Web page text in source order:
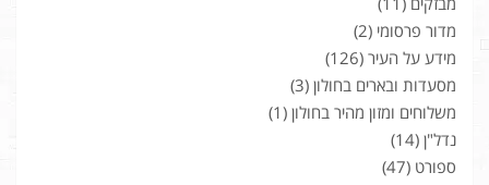
מדור פרסומי (2)
מידע על העיר (126)
מסעדות ובארים בחולון (3)
משלוחים ומזון מהיר בחולון (1)
נדל"ן (14)
ספורט (47)